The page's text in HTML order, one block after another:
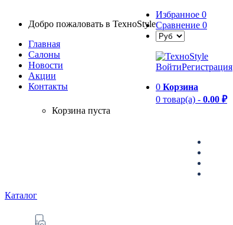
Добро пожаловать в TexноStyle
Главная
Салоны
Новости
Aкции
Контакты
Избранное 0
Сравнение 0
ВойтиРегистрация
0 Корзина
0 товар(а) - 0.00 ₽
Корзина пуста
Каталог